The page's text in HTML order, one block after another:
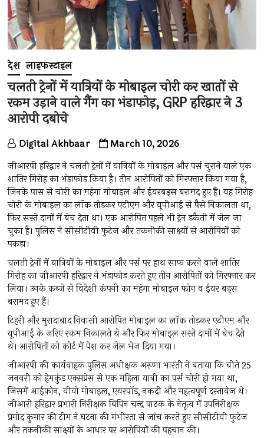
देश लाइफस्टाइल
चलती ट्रेनों में यात्रियों के मोबाइल चोरी कर खातों से
रकम उड़ाने वाले गैंग का भंडाफोड़, GRP हरिद्वार ने 3
आरोपी दबोचे
Digital Akhbaar March 10, 2026
जीआरपी हरिद्वार ने चलती ट्रेनों में यात्रियों के मोबाइल और पर्स चुराने वाले एक
शातिर गिरोह का भंडाफोड़ किया है। तीन आरोपितों को गिरफ्तार किया गया है,
जिनके पास से चोरी का महंगा मोबाइल और ईयरबड्स बरामद हुए हैं। यह गिरोह
चोरी के मोबाइल का लॉक तोड़कर एटीएम और यूपीआई से पैसे निकालता था,
फिर सस्ते दामों में बेच देता था। एक आरोपित पहले भी ट्रेन डकैती में जेल जा
चुका है। पुलिस ने सीसीटीवी फुटेज और तकनीकी साक्ष्यों से आरोपियों को
पकड़ा।
चलती ट्रेनों में यात्रियों के मोबाइल और पर्स पर हाथ साफ करने वाले शातिर
गिरोह का जीआरपी हरिद्वार ने भंडाफोड़ करते हुए तीन आरोपितों को गिरफ्तार कर
लिया। उनके कब्जे से विदेशी कंपनी का महंगा मोबाइल फोन व ईयर बड्स
बरामद हुए हैं।
टिहरी और मुरादाबाद निवासी आरोपित मोबाइल का लॉक तोड़कर एटीएम और
यूपीआई के जरिए रकम निकालते थे और फिर मोबाइल सस्ते दामों में बेच देते
थे। आरोपितों को कोर्ट में पेश कर जेल भेज दिया गया।
जीआरपी की कार्यवाहक पुलिस अधीक्षक अरुणा भारती ने बताया कि बीते 25
जनवरी को हेमकुंड एक्सप्रेस से एक महिला यात्री का पर्स चोरी हो गया था,
जिसमें आईफोन, वीवो मोबाइल, एयरपॉड, नकदी और महत्वपूर्ण दस्तावेज थे।
जीआरी हरिद्वार प्रभारी निरीक्षक बिपिन चन्द्र पाठक के नेतृत्व में उपनिरीक्षक
प्रमोद कुमार की टीम ने घटना की गंभीरता से जांच करते हुए सीसीटीवी फुटेज
और तकनीकी साक्ष्यों के आधार पर आरोपियों की पहचान की।